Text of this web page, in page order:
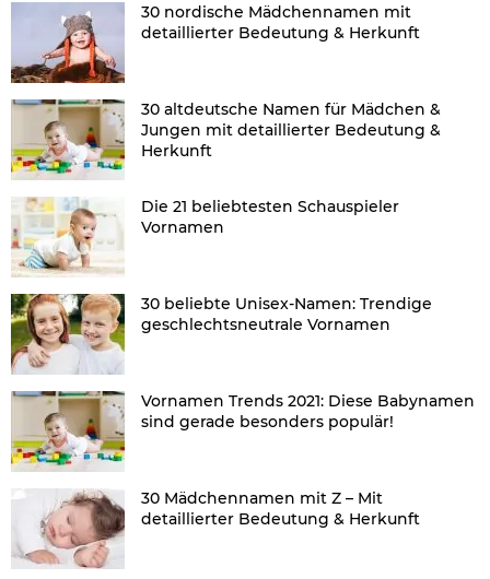
30 nordische Mädchennamen mit
detaillierter Bedeutung & Herkunft
30 altdeutsche Namen für Mädchen &
Jungen mit detaillierter Bedeutung &
Herkunft
Die 21 beliebtesten Schauspieler
Vornamen
30 beliebte Unisex-Namen: Trendige
geschlechtsneutrale Vornamen
Vornamen Trends 2021: Diese Babynamen
sind gerade besonders populär!
30 Mädchennamen mit Z – Mit
detaillierter Bedeutung & Herkunft